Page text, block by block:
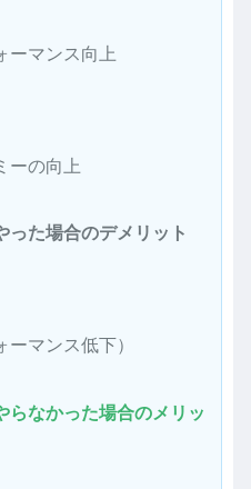
ーマンス向上
ーの向上
った場合のデメリット
ーマンス低下）
らなかった場合のメリッ